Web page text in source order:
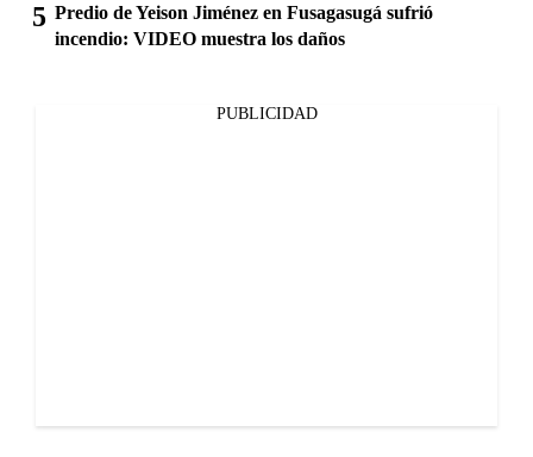
Predio de Yeison Jiménez en Fusagasugá sufrió
incendio: VIDEO muestra los daños
PUBLICIDAD